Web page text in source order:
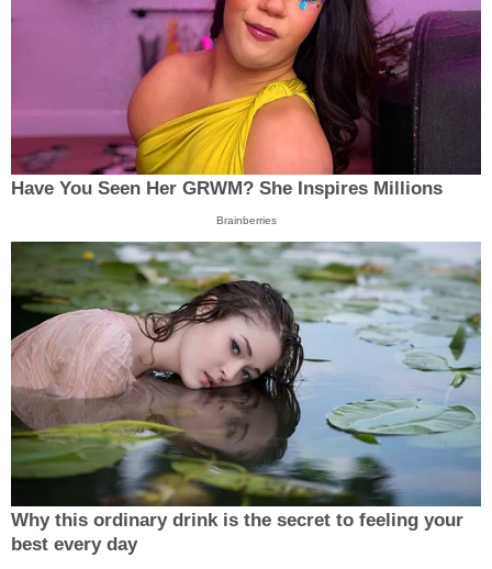
Have You Seen Her GRWM? She Inspires Millions
Brainberries
Why this ordinary drink is the secret to feeling your
best every day